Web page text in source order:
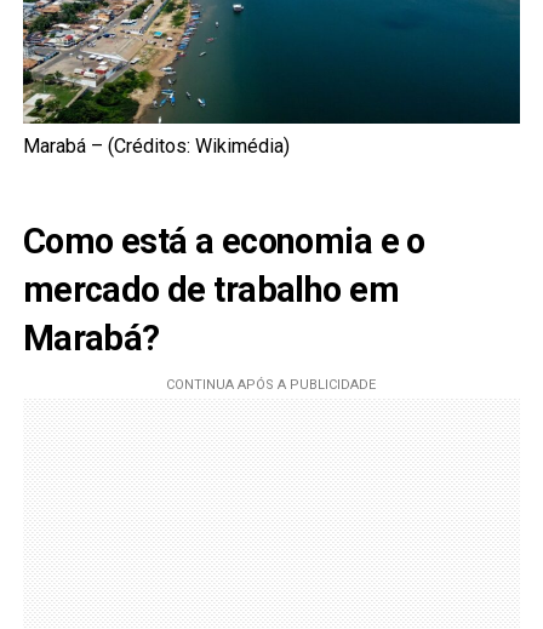
Marabá – (Créditos: Wikimédia)
Como está a economia e o
mercado de trabalho em
Marabá?